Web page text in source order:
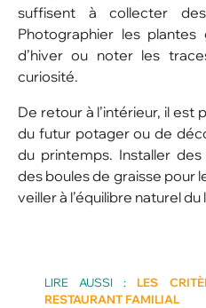
suffisent à collecter
Photographier les
d’hiver ou noter les
curiosité.
De retour à l’intérieur, il est
du futur potager ou de
du printemps. Installer
des boules de graisse pour
veiller à l’équilibre naturel du
LIRE AUSSI : LES
RESTAURANT FAMILIAL